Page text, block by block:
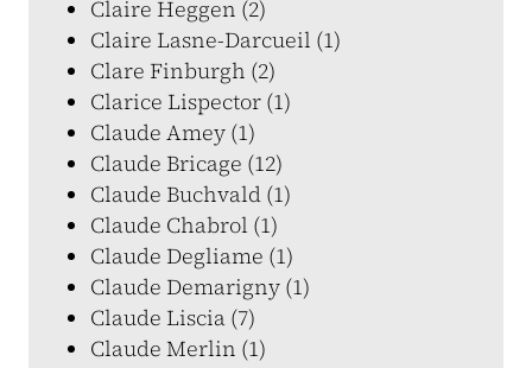
Claire Heggen (2)
Claire Lasne-Darcueil (1)
Clare Finburgh (2)
Clarice Lispector (1)
Claude Amey (1)
Claude Bricage (12)
Claude Buchvald (1)
Claude Chabrol (1)
Claude Degliame (1)
Claude Demarigny (1)
Claude Liscia (7)
Claude Merlin (1)